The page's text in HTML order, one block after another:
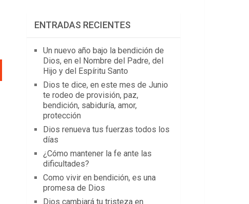
ENTRADAS RECIENTES
Un nuevo año bajo la bendición de
Dios, en el Nombre del Padre, del
Hijo y del Espíritu Santo
Dios te dice, en este mes de Junio
te rodeo de provisión, paz,
bendición, sabiduría, amor,
protección
Dios renueva tus fuerzas todos los
días
¿Cómo mantener la fe ante las
dificultades?
Como vivir en bendición, es una
promesa de Dios
Dios cambiará tu tristeza en